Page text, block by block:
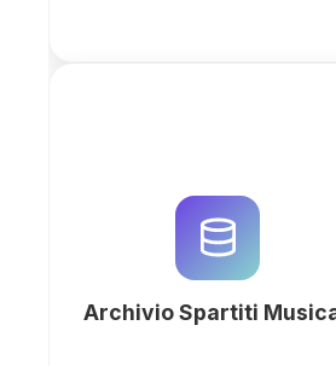
Archivio Spartiti
con QuintaDB. Gestisci spartiti,
compositori e concerti in un
workspace intelligente
dall'AI.